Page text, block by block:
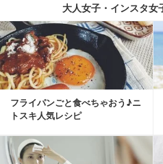
大人女子・インスタ女
フライパンごと食べちゃおう♪ニ
トスキ人気レシピ